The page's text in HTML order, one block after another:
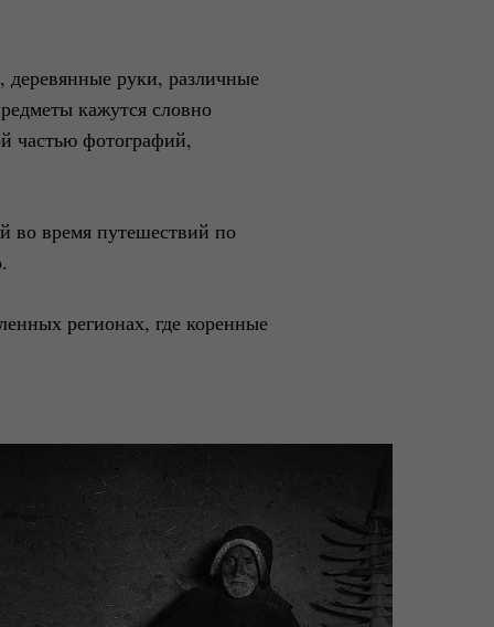
деревянные руки, различные
кажутся словно
частью фотографий,
во время путешествий по
регионах, где коренные